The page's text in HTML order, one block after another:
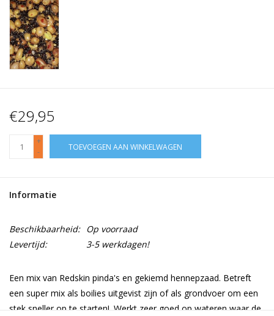
€29,95
+
-
TOEVOEGEN AAN WINKELWAGEN
Informatie
Beschikbaarheid: Op voorraad
Levertijd:
3-5 werkdagen!
Een mix van Redskin pinda's en gekiemd hennepzaad. Betreft
een super mix als boilies uitgevist zijn of als grondvoer om een
stek sneller op te starten!. Werkt zeer goed op wateren waar de